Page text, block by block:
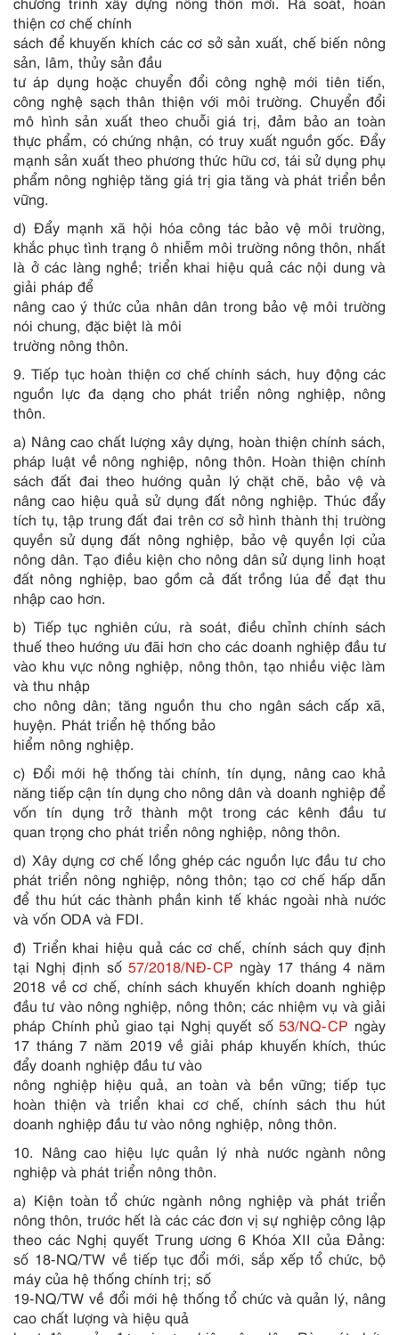
thiện cơ chế chính
sách để khuyến khích các cơ sở sản xuất, chế biến nông
sản, lâm, thủy sản đầu
tư áp dụng hoặc chuyển đổi công nghệ mới tiên tiến,
công nghệ sạch thân thiện với môi trường. Chuyển đổi
mô hình sản xuất theo chuỗi giátrị, đảm bảo an toàn
thực phẩm, có chứng nhận, có truy xuất nguồn gốc. Đẩy
mạnh sản xuất theo phương thức hữu cơ, tái sử dụng phụ
phẩm nông nghiệp tăng giá trị gia tăng và phát triển bền
vững.
d) Đẩy mạnh xã hội hóa công tác bảo vệ môi trường,
khắc phục tình trạng ô nhiễm môi trường nông thôn, nhất
là ở các làng nghề; triển khai hiệu quả các nội dung và
giải pháp để
nâng cao ý thức của nhân dân trong bảo vệ môi trường
nói chung, đặc biệt là môi
trường nông thôn.
9. Tiếp tục hoàn thiện cơ chế chính sách, huy động các
nguồn lực đa dạng cho phát triển nông nghiệp, nông
thôn.
a) Nâng cao chất lượng xây dựng, hoàn thiện chính sách,
pháp luật về nông nghiệp, nông thôn. Hoàn thiện chính
sách đất đai theo hướng quản lý chặt chẽ, bảo vệ và
nâng cao hiệu quả sử dụng đất nông nghiệp. Thúc đẩy
tích tụ, tập trung đất đai trên cơ sở hình thành thị trường
quyền sử dụng đất nông nghiệp, bảo vệ quyền lợi của
nông dân. Tạo điều kiện cho nông dân sử dụng linh hoạt
đất nông nghiệp, bao gồm cả đất trồng lúa để đạt thu
nhập cao hơn.
b) Tiếp tục nghiên cứu, rà soát, điều chỉnh chính sách
thuế theo hướng ưu đãi hơn cho các doanh nghiệp đầu tư
vào khu vực nông nghiệp, nông thôn, tạo nhiều việc làm
và thu nhập
cho nông dân; tăng nguồn thu cho ngân sách cấp xã,
huyện. Phát triển hệ thống bảo
hiểm nông nghiệp.
c) Đổi mới hệ thống tài chính, tín dụng, nâng cao khả
năng tiếp cận tín dụng cho nông dân và doanh nghiệp để
vốn tín dụng trở thành một trong các kênh đầu tư
quan trọng cho phát triển nông nghiệp, nông thôn.
d) Xây dựng cơ chế lồng ghép các nguồn lực đầu tư cho
phát triển nông nghiệp, nông thôn; tạo cơ chế hấp dẫn
để thu hút các thành phần kinh tế khác ngoài nhà nước
và vốn ODA và FDI.
đ) Triển khai hiệu quả các cơ chế, chính sách quy định
tại Nghị định số 57/2018/NĐ-CP ngày 17 tháng 4 năm
2018 về cơ chế, chính sách khuyến khích doanh nghiệp
đầu tư vào nông nghiệp, nông thôn; các nhiệm vụ và giải
pháp Chính phủ giao tại Nghị quyết số53/NQ-CP ngày
17 tháng 7 năm 2019 về giải pháp khuyến khích, thúc
đẩy doanh nghiệp đầu tư vào
nông nghiệp hiệu quả, an toàn và bền vững; tiếp tục
hoàn thiện và triển khai cơ chế, chính sách thu hút
doanh nghiệp đầu tư vào nông nghiệp, nông thôn.
10. Nâng cao hiệu lực quản lý nhà nước ngành nông
nghiệp và phát triển nông thôn.
a) Kiện toàn tổ chức ngành nông nghiệp và phát triển
nông thôn, trước hết là các các đơn vị sự nghiệp công lập
theo các Nghị quyết Trung ương 6 Khóa XII của Đảng:
số 18-NQ/TW về tiếp tục đổi mới, sắp xếp tổ chức, bộ
máy của hệ thống chính trị; số
19-NQ/TW về đổi mới hệ thống tổ chức và quản lý, nâng
cao chất lượng và hiệu quả